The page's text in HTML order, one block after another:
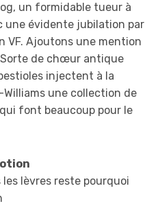
un formidable tueur à
une évidente jubilation par
VF. Ajoutons une mention
Sorte de chœur antique
injectent à la
une collection de
font beaucoup pour le
lèvres reste pourquoi